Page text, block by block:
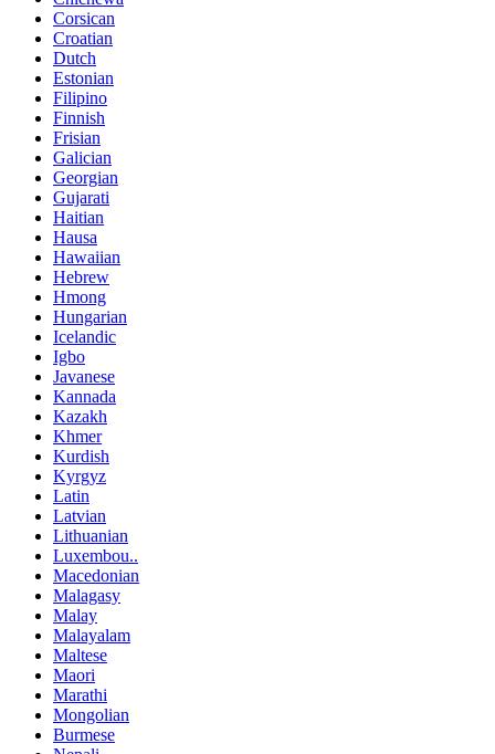
Corsican
Croatian
Dutch
Estonian
Filipino
Finnish
Frisian
Galician
Georgian
Gujarati
Haitian
Hausa
Hawaiian
Hebrew
Hmong
Hungarian
Icelandic
Igbo
Javanese
Kannada
Kazakh
Khmer
Kurdish
Kyrgyz
Latin
Latvian
Lithuanian
Luxembou..
Macedonian
Malagasy
Malay
Malayalam
Maltese
Maori
Marathi
Mongolian
Burmese